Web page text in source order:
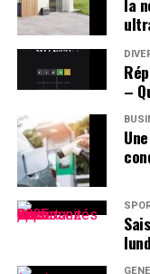
ajoutent souvent la
après le prénom :
D. », un surnom
Pensées sur
Prénom
Le choix d’un
sur notre identité
existence. Que ce
s’intégrer dans un
individu développe
la
–